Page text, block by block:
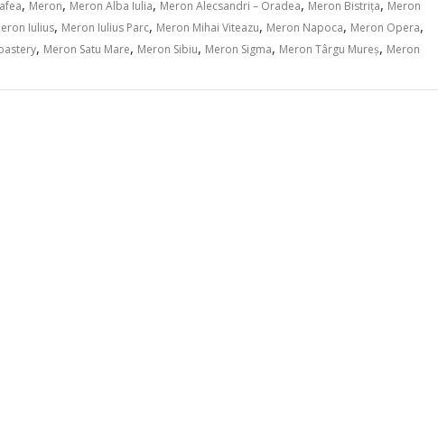
, Meron, Meron Alba Iulia, Meron Alecsandri – Oradea, Meron Bistrița, Meron
Iulius, Meron Iulius Parc, Meron Mihai Viteazu, Meron Napoca, Meron Opera,
, Meron Satu Mare, Meron Sibiu, Meron Sigma, Meron Târgu Mureș, Meron